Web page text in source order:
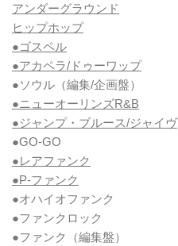
アンダーグラウンド
ヒップホップ
●ゴスペル
●アカペラ/ドゥーワップ
●ソウル （編集/企画盤）
●ニューオーリンズR&B
●ジャンプ・ブルース/ジャイヴ
●GO-GO
●レアファンク
●P-ファンク
●オハイオファンク
●ファンクロック
●ファンク
（編集盤）